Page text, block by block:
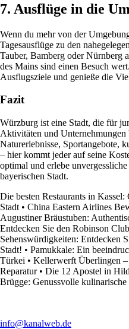
7. Ausflüge in die
Wenn du mehr von der
Tagesausflüge zu den
Tauber, Bamberg oder Nürnberg
des Mains sind einen Besuch
Ausflugsziele und genieße die
Fazit
Würzburg ist eine Stadt, die für
Aktivitäten und
Naturerlebnisse, Sportangebote,
– hier kommt jeder auf seine
optimal und erlebe
bayerischen Stadt.
Die besten Restaurants in
Stadt • China Eastern Airlines
Augustiner Bräustuben:
Entdecken Sie den Robinson
Sehenswürdigkeiten: Entdecken
Stadt! • Pamukkale: Ein
Türkei • Kellerwerft Überlingen –
Reparatur• Die 12 Apostel in
Brügge: Genussvolle kulinarische
info@kanalweb.de